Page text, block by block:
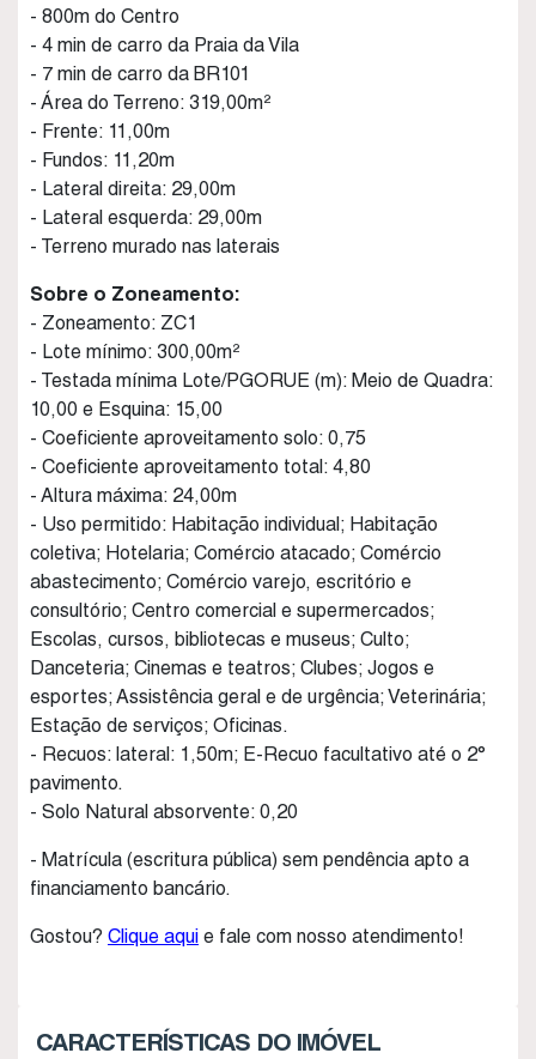
- 800m do Centro
- 4 min de carro da Praia da Vila
- 7 min de carro da BR101
- Área do Terreno: 319,00m²
- Frente: 11,00m
- Fundos: 11,20m
- Lateral direita: 29,00m
- Lateral esquerda: 29,00m
- Terreno murado nas laterais
Sobre o Zoneamento:
- Zoneamento: ZC1
- Lote mínimo: 300,00m²
- Testada mínima Lote/PGORUE (m): Meio de Quadra:
10,00 e Esquina: 15,00
- Coeficiente aproveitamento solo: 0,75
- Coeficiente aproveitamento total: 4,80
- Altura máxima: 24,00m
- Uso permitido: Habitação individual; Habitação
coletiva; Hotelaria; Comércio atacado; Comércio
abastecimento; Comércio varejo, escritório e
consultório; Centro comercial e supermercados;
Escolas, cursos, bibliotecas e museus; Culto;
Danceteria; Cinemas e teatros; Clubes; Jogos e
esportes; Assistência geral e de urgência; Veterinária;
Estação de serviços; Oficinas.
- Recuos: lateral: 1,50m; E-Recuo facultativo até o 2°
pavimento.
- Solo Natural absorvente: 0,20
- Matrícula (escritura pública) sem pendência apto a
financiamento bancário.
Gostou? Clique aqui e fale com nosso atendimento!
CARACTERÍSTICAS DO IMÓVEL